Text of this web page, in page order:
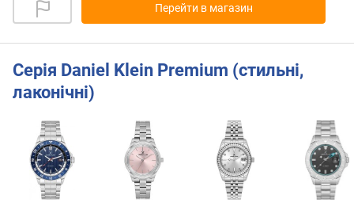
Перейти в магазин
Серія Daniel Klein Premium (стильні,
лаконічні)